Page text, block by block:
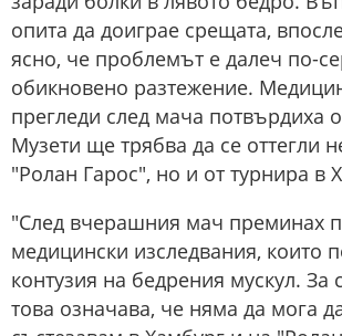
опита да доиграе срещата,
ясно, че проблемът е далеч по-
обикновено разтежение.
прегледи след мача потвърдиха
Музети ще трябва да се оттегли
"Ролан Гарос", но и от турнира в
"След вчерашния мач преминах
медицински изследвания, които
контузия на бедрения мускул. За
това означава, че няма да мога